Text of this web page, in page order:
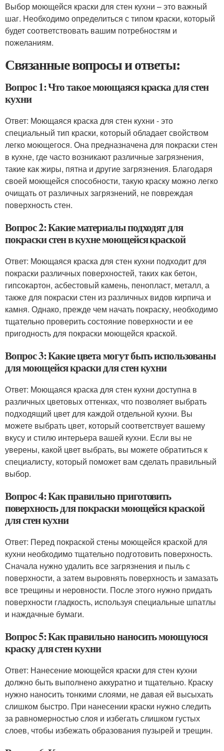
Выбор моющейся краски для стен кухни – это важный
шаг. Необходимо определиться с типом краски, который
будет соответствовать вашим потребностям и
пожеланиям.
Связанные вопросы и ответы:
Вопрос 1: Что такое моющаяся краска для стен
кухни
Ответ: Моющаяся краска для стен кухни - это
специальный тип краски, который обладает свойством
легко моющегося. Она предназначена для покраски стен
в кухне, где часто возникают различные загрязнения,
такие как жиры, пятна и другие загрязнения. Благодаря
своей моющейся способности, такую краску можно легко
очищать от различных загрязнений, не повреждая
поверхность стен.
Вопрос 2: Какие материалы подходят для
покраски стен в кухне моющейся краской
Ответ: Моющаяся краска для стен кухни подходит для
покраски различных поверхностей, таких как бетон,
гипсокартон, асбестовый камень, пенопласт, металл, а
также для покраски стен из различных видов кирпича и
камня. Однако, прежде чем начать покраску, необходимо
тщательно проверить состояние поверхности и ее
пригодность для покраски моющейся краской.
Вопрос 3: Какие цвета могут быть использованы
для моющейся краски для стен кухни
Ответ: Моющаяся краска для стен кухни доступна в
различных цветовых оттенках, что позволяет выбрать
подходящий цвет для каждой отдельной кухни. Вы
можете выбрать цвет, который соответствует вашему
вкусу и стилю интерьера вашей кухни. Если вы не
уверены, какой цвет выбрать, вы можете обратиться к
специалисту, который поможет вам сделать правильный
выбор.
Вопрос 4: Как правильно приготовить
поверхность для покраски моющейся краской
для стен кухни
Ответ: Перед покраской стены моющейся краской для
кухни необходимо тщательно подготовить поверхность.
Сначала нужно удалить все загрязнения и пыль с
поверхности, а затем выровнять поверхность и замазать
все трещины и неровности. После этого нужно придать
поверхности гладкость, используя специальные шпатлы
и наждачные бумаги.
Вопрос 5: Как правильно наносить моющуюся
краску для стен кухни
Ответ: Нанесение моющейся краски для стен кухни
должно быть выполнено аккуратно и тщательно. Краску
нужно наносить тонкими слоями, не давая ей высыхать
слишком быстро. При нанесении краски нужно следить
за равномерностью слоя и избегать слишком густых
слоев, чтобы избежать образования пузырей и трещин.